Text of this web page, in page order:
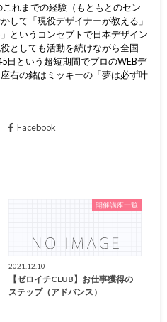
れまでの経験（もともとのセン
して「現役デザイナーが教える」
」というコンセプトで日本デザイン
としても活動を続けながら全国
日という超短期間でプロのWEBデ
右の銘はミッキーの「夢は必ず叶
Facebook
開催講座一覧
2021.12.10
【ゼロイチCLUB】お仕事獲得の
ステップ（アドバンス）